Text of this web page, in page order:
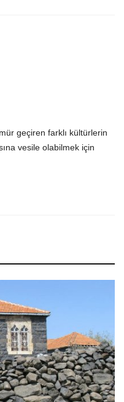
geçiren farklı kültürlerin
vesile olabilmek için